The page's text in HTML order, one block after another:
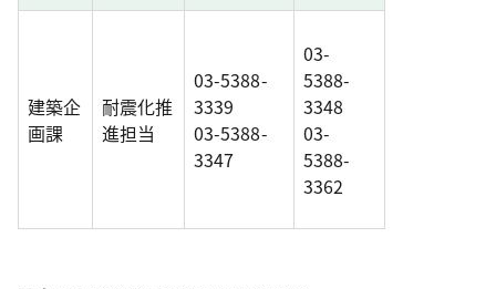
建築企
画課
耐震化推
進担当
03-5388-
3339
03-5388-
3347
03-
5388-
3348
03-
5388-
3362